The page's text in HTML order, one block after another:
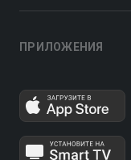
ПРИЛОЖЕНИЯ